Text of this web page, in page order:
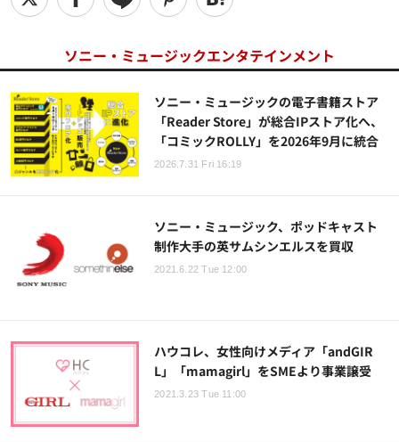
ソニー・ミュージックエンタテインメント
ソニー・ミュージックの電子書籍ストア
「Reader Store」が総合IPストア化へ、
「コミックROLLY」を2026年9月に統合
2026.7.31 Fri 16:19
ソニー・ミュージック、ポッドキャスト
制作大手の英サムシンエルスを買収
2021.6.22 Tue 12:00
ハウコレ、女性向けメディア「andGIR
L」「mamagirl」をSMEより事業譲受
2021.3.23 Tue 11:00